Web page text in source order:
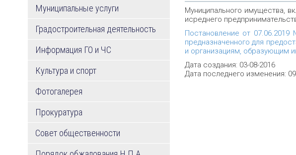
Муниципальные услуги
Градостроительная деятельность
Информация ГО и ЧС
Культура и спорт
Фотогалерея
Прокуратура
Совет общественности
Муниципального имущества,
исреднего
Постановление от
предназначенного для
и организациям, образующим
Дата создания: 03-08-2016
Дата последнего изменения: